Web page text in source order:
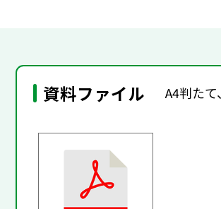
資料ファイル A4判た